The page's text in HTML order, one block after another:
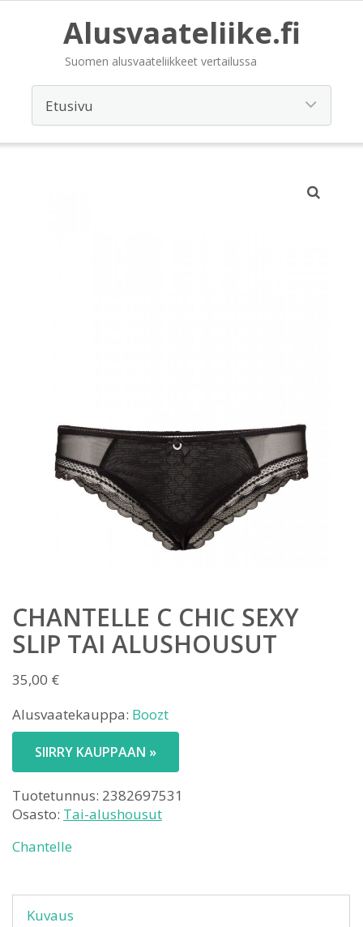
Alusvaateliike.fi
Suomen alusvaateliikkeet vertailussa
CHANTELLE C CHIC SEXY
SLIP TAI ALUSHOUSUT
35,00 €
Alusvaatekauppa: Boozt
SIIRRY KAUPPAAN »
Tuotetunnus: 2382697531
Osasto: Tai-alushousut
Chantelle
Kuvaus